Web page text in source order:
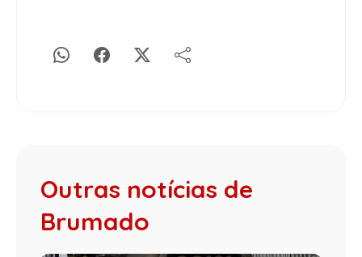
Outras notícias de
Brumado